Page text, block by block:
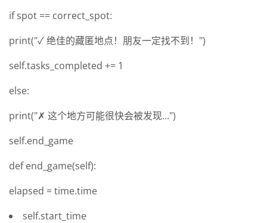
if spot == correct_spot:
print("✓ 绝佳的藏匿地点！朋友一定找不到！")
self.tasks_completed += 1
else:
print("✗ 这个地方可能很快会被发现...")
self.end_game
def end_game(self):
elapsed = time.time
self.start_time